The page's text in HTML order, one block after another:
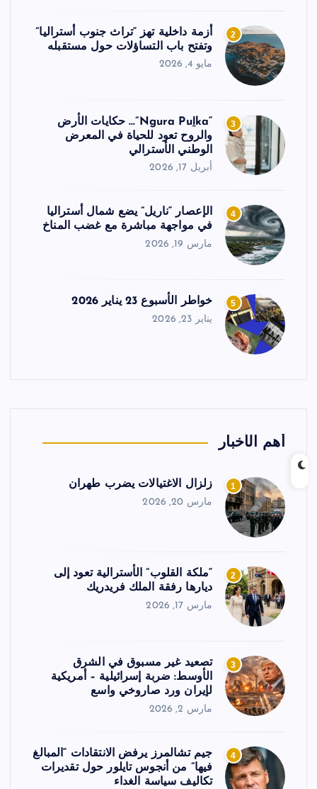
2
أزمة داخلية تهز “تراث جنوب أستراليا”
وتفتح باب التساؤلات حول مستقبله
مايو 4, 2026
3
“Ngura Puḻka”… حكايات الأرض
والروح تعود للحياة في المعرض
الوطني الأسترالي
أبريل 17, 2026
4
الإعصار “ناريل” يضع شمال أستراليا
في مواجهة مباشرة مع غضب المناخ
مارس 19, 2026
5 خواطر الأسبوع 23 يناير 2026
يناير 23, 2026
أهم الأخبار
1 زلزال الاغتيالات يضرب طهران
مارس 20, 2026
2
“ملكة القلوب” الأسترالية تعود إلى
ديارها رفقة الملك فريدريك
مارس 17, 2026
3
تصعيد غير مسبوق في الشرق
الأوسط: ضربة إسرائيلية – أمريكية
لإيران ورد صاروخي واسع
مارس 2, 2026
4
جيم تشالمرز يرفض الانتقادات “المبالغ
فيها” من أنجوس تايلور حول تقديرات
تكاليف سياسة الغداء